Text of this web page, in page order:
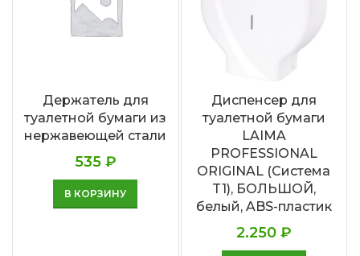
Держатель для
туалетной бумаги из
нержавеющей стали
535 ₽
В КОРЗИНУ
Диспенсер для
туалетной бумаги
LAIMA
PROFESSIONAL
ORIGINAL (Система
T1), БОЛЬШОЙ,
белый, ABS-пластик
2.250 ₽